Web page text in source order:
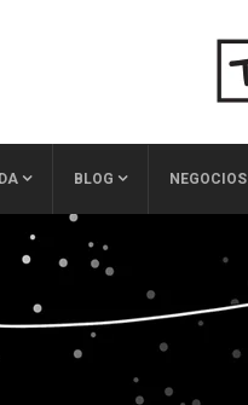
BLOG NEGOCIOS